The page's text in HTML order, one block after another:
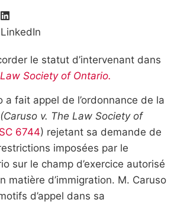
LinkedIn
le statut d’intervenant dans
Society of Ontario.
a fait appel de l’ordonnance de la
(Caruso v. The Law Society of
6744) rejetant sa demande de
imposées par le
sur le champ d’exercice autorisé
matière d’immigration. M. Caruso
d’appel dans sa